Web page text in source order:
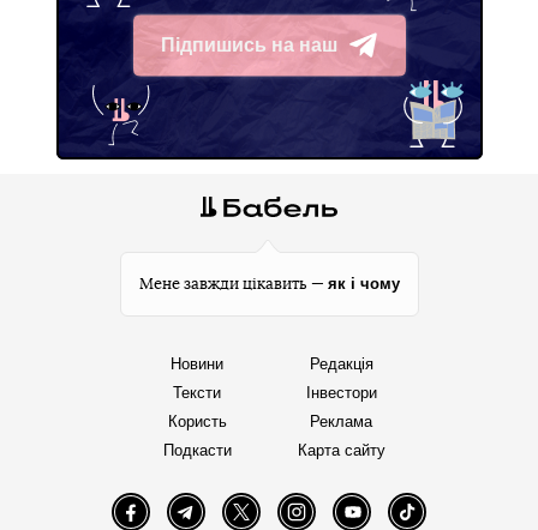
Підпишись на наш
Telegram
Мене завжди цікавить — як і чому
Новини
Тексти
Користь
Подкасти
Редакція
Інвестори
Реклама
Карта сайту
FacebookTelegramTwitter InstagramYouTube TikTok